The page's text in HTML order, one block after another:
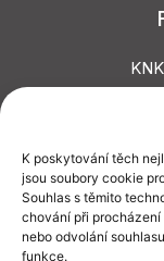
K poskytování těch
jsou soubory cookie
Souhlas s těmito
chování při
nebo odvolání
funkce.